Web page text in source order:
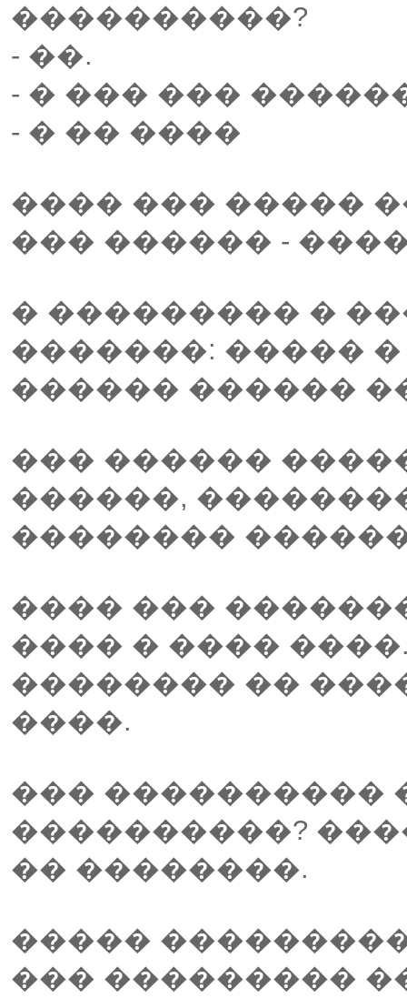
����������?
- ��.
- � ��� ���
- � �� ����
���� ��� �����
��� ������ -
� ��������� �
�������: ����� �
������ ������
��� ������
������,
��������
���� ���
���� � ����
�������� ��
����.
��� ����������
����������?
�� ��������.
�����
��� ���������